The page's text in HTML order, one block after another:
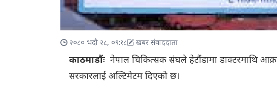
२०८० भदौ २८, ०९:१८ खबर संवाददाता
काठमाडौंःनेपाल चिकित्सक संघले हेटौंडामा डाक्टरमाथि
सरकारलाई अल्टिमेटम दिएको छ।